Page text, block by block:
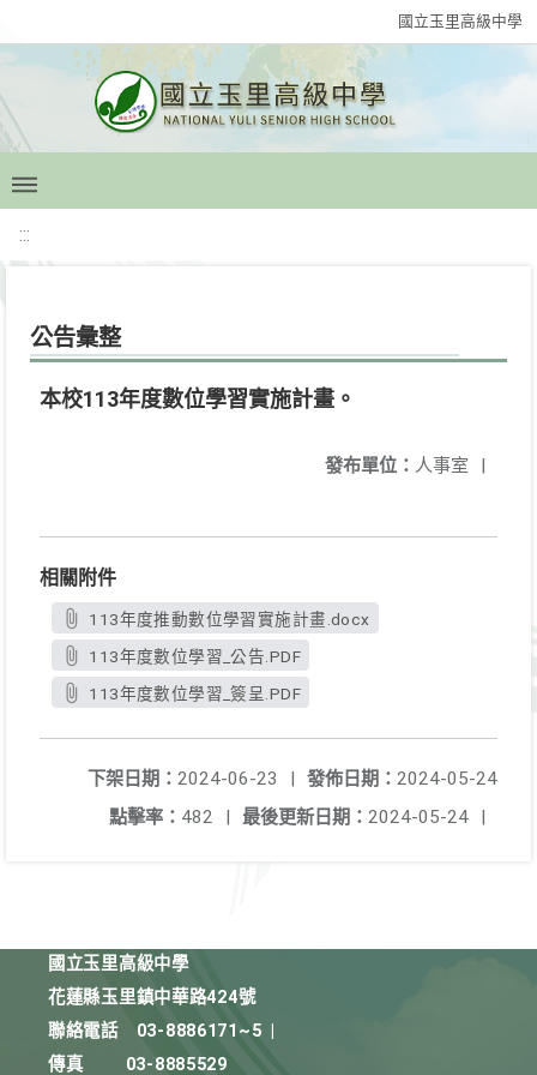
國立玉里高級中學
:::
公告彙整
本校113年度數位學習實施計畫。
發布單位： 人事室 |
相關附件
113年度推動數位學習實施計畫.docx
113年度數位學習_公告.PDF
113年度數位學習_簽呈.PDF
發佈日期： 2024-05-24
下架日期： 2024-06-23
|
最後更新日期： 2024-05-24 |
點擊率： 482 |
國立玉里高級中學
花蓮縣玉里鎮中華路424號
聯絡電話
03-8886171~5
傳真
03-8885529